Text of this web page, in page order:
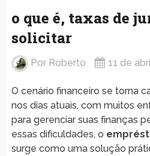
o que é, taxas de
solicitar
Por Roberto 11 de
O cenário financeiro se torna
nos dias atuais, com muitos
para gerenciar suas finanças
essas dificuldades, o
surge como uma solução